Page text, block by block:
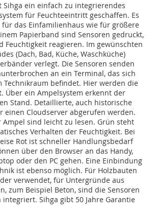
Sihga ein einfach zu integrierendes
für Feuchteeintritt geschaffen. Es
für das Einfamilienhaus wie für größere
Papierband sind Sensoren gedruckt,
Feuchtigkeit reagieren. Im gewünschten
(Dach, Bad, Küche, Waschküche)
verlegt. Die Sensoren senden
an ein Terminal, das sich
Technikraum befindet. Hier werden die
Über ein Ampelsystem erkennt der
Stand. Detaillierte, auch historische
einen Cloudserver abgerufen werden.
Ampel sind leicht zu lesen. Grün steht
Verhalten der Feuchtigkeit. Bei
Rot ist schneller Handlungsbedarf
über den Browser an das Handy,
oder den PC gehen. Eine Einbindung
ist ebenso möglich. Für Holzbauten
verwendet, für Untergründe aus
zum Beispiel Beton, sind die Sensoren
Sihga gibt 50 Jahre Garantie